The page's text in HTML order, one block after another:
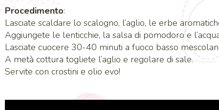
Procedimento:
Lasciate scaldare lo scalogno, l’aglio, le erbe
Aggiungete le lenticchie, la salsa di pomodoro e
Lasciate cuocere 30-40 minuti a fuoco basso
A metà cottura togliete l’aglio e regolare di sale.
Servite con crostini e olio evo!